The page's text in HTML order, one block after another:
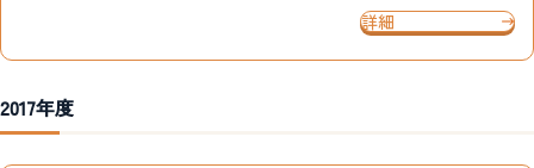
詳細
2017年度